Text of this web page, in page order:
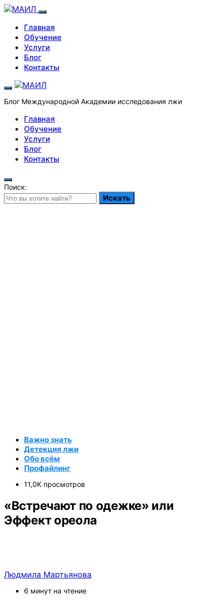
Главная
Обучение
Услуги
Блог
Контакты
Блог Международной Академии исследования лжи
Главная
Обучение
Услуги
Блог
Контакты
Поиск:
Искать
Важно знать
Детекция лжи
Обо всём
Профайлинг
11,0K просмотров
«Встречают по одежке» или
Эффект ореола
Людмила Мартьянова
6 минут на чтение